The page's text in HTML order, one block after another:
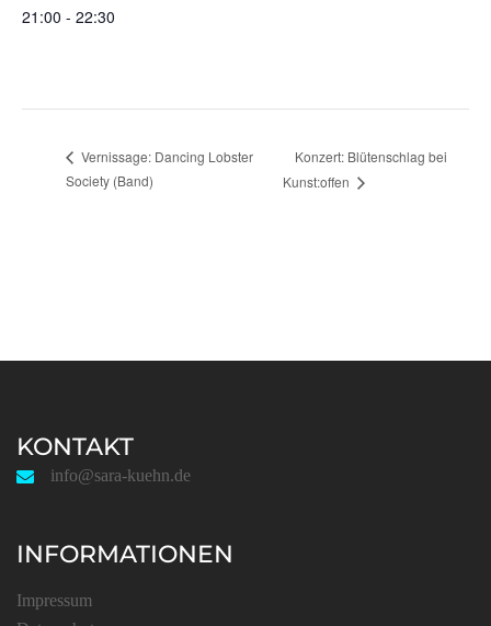
21:00 - 22:30
Vernissage: Dancing Lobster
Society (Band)
Konzert: Blütenschlag bei
Kunst:offen
KONTAKT
info@sara-kuehn.de
INFORMATIONEN
Impressum